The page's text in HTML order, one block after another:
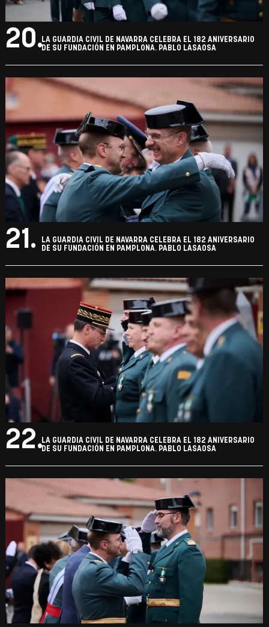
20.LA GUARDIA CIVIL DE NAVARRA CELEBRA EL 182 ANIVERSARIO
DE SU FUNDACIÓN EN PAMPLONA. PABLO LASAOSA
21.
LA GUARDIA CIVIL DE NAVARRA CELEBRA EL 182 ANIVERSARIO
DE SU FUNDACIÓN EN PAMPLONA. PABLO LASAOSA
22.LA GUARDIA CIVIL DE NAVARRA CELEBRA EL 182 ANIVERSARIO
DE SU FUNDACIÓN EN PAMPLONA. PABLO LASAOSA